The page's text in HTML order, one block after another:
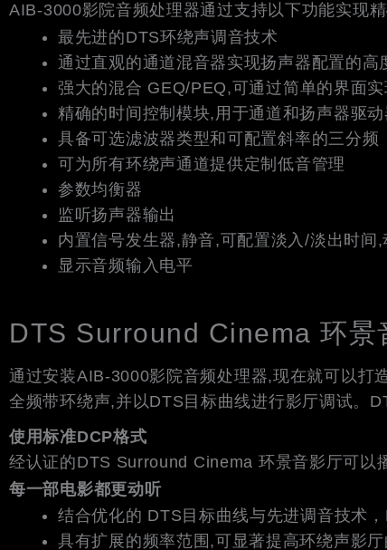
AIB-3000影院音频处理器通过支持以下功能实现
最先进的DTS环绕声调音技术
通过直观的通道混音器实现扬声器配置的高
强大的混合 GEQ/PEQ,可通过简单的界面
精确的时间控制模块,用于通道和扬声器驱
具备可选滤波器类型和可配置斜率的三分频
可为所有环绕声通道提供定制低音管理
参数均衡器
监听扬声器输出
内置信号发生器,静音,可配置淡入/淡出时间,
显示音频输入电平
DTS Surround Cinema 环景
通过安装AIB-3000影院音频处理器,现在就可以打
全频带环绕声,并以DTS目标曲线进行影厅调试。
使用标准DCP格式
经认证的DTS Surround Cinema 环景音影厅可以
每一部电影都更动听
结合优化的 DTS目标曲线与先进调音技术
具有扩展的频率范围,可显著提高环绕声影厅